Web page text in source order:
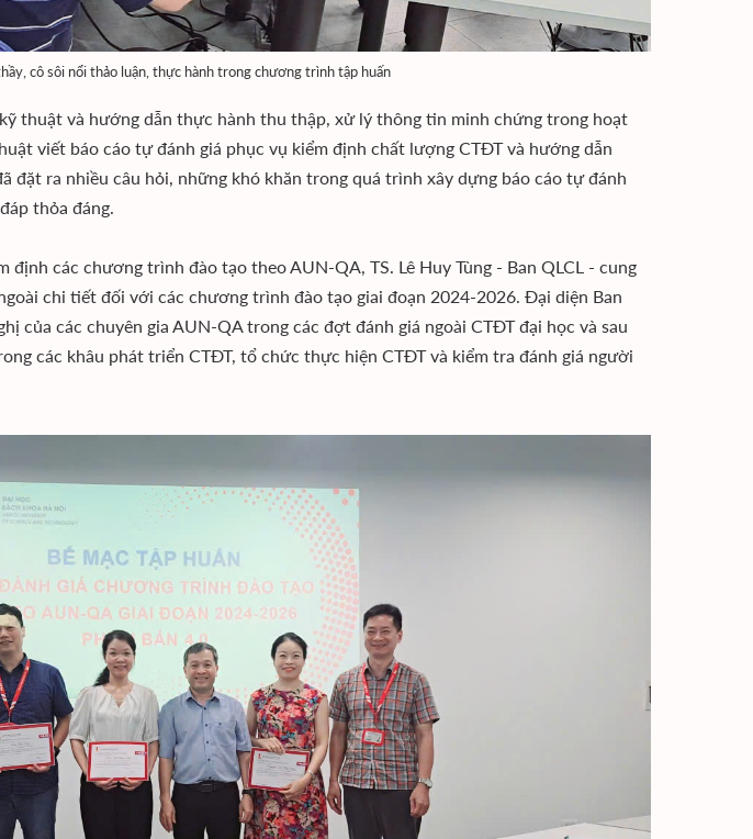
cô sôi nổi thảo luận, thực hành trong chương trình tập huấn
thuật và hướng dẫn thực hành thu thập, xử lý thông tin minh chứng trong hoạt
viết báo cáo tự đánh giá phục vụ kiểm định chất lượng CTĐT và hướng dẫn
đặt ra nhiều câu hỏi, những khó khăn trong quá trình xây dựng báo cáo tự đánh
thỏa đáng.
định các chương trình đào tạo theo AUN-QA, TS. Lê Huy Tùng - Ban QLCL - cung
chi tiết đối với các chương trình đào tạo giai đoạn 2024-2026. Đại diện Ban
của các chuyên gia AUN-QA trong các đợt đánh giá ngoài CTĐT đại học và sau
các khâu phát triển CTĐT, tổ chức thực hiện CTĐT và kiểm tra đánh giá người